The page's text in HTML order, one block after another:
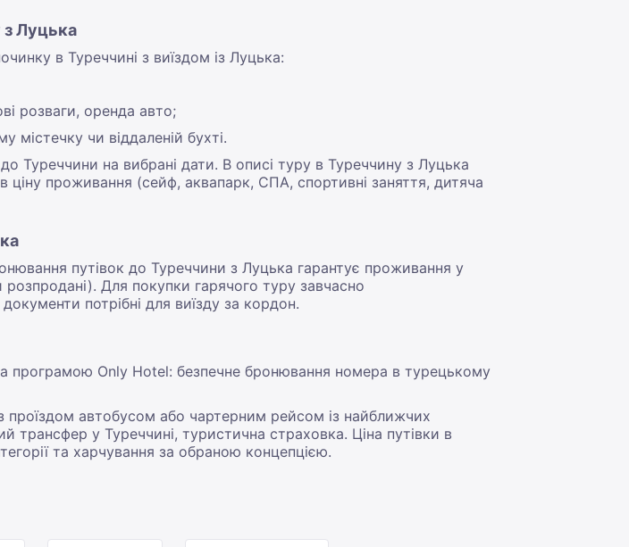
з Луцька
в Туреччині з виїздом із Луцька:
розваги, оренда авто;
містечку чи віддаленій бухті.
Туреччини на вибрані дати. В описі туру в Туреччину з Луцька
ціну проживання (сейф, аквапарк, СПА, спортивні заняття, дитяча
путівок до Туреччини з Луцька гарантує проживання у
Для покупки гарячого туру завчасно
потрібні для виїзду за кордон.
програмою Only Hotel: безпечне бронювання номера в турецькому
проїздом автобусом або чартерним рейсом із найближчих
трансфер у Туреччині, туристична страховка. Ціна путівки в
та харчування за обраною концепцією.